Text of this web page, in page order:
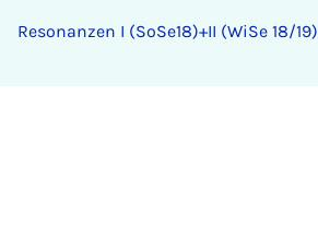
Resonanzen I (SoSe18)+II (WiSe 18/19)